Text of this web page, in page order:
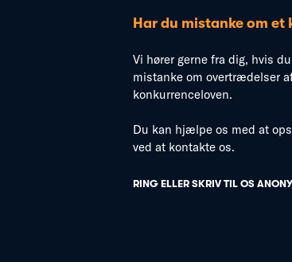
Har du mistanke om et
Vi hører gerne fra dig, hvis
mistanke om overtrædelser
konkurrenceloven.
Du kan hjælpe os med at
ved at kontakte os.
RING ELLER SKRIV TIL OS